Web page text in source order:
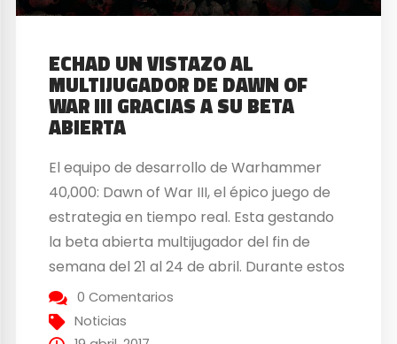
ECHAD UN VISTAZO AL
MULTIJUGADOR DE DAWN OF
WAR III GRACIAS A SU BETA
ABIERTA
El equipo de desarrollo de Warhammer
40,000: Dawn of War III, el épico juego de
estrategia en tiempo real. Esta gestando
la beta abierta multijugador del fin de
semana del 21 al 24 de abril. Durante estos
cuatro dias, los jugadores se enfrentarán a
descomunales ejércitos del universo de
0 Comentarios
Noticias